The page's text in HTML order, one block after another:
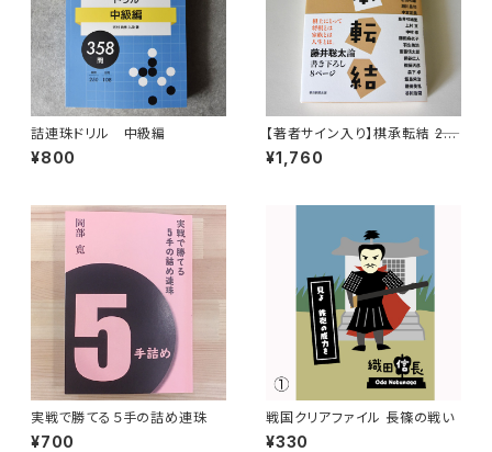
詰連珠ドリル 中級編
¥800
【著者サイン入り】棋承転結 ――24
の物語 棋士たちのいま
¥1,760
実戦で勝てる５手の詰め連珠
¥700
戦国クリアファイル 長篠の戦い
¥330